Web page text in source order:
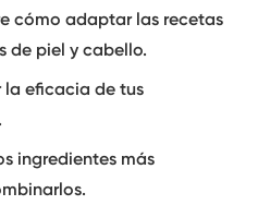
cómo adaptar las recetas
de piel y cabello.
la eficacia de tus
ingredientes más